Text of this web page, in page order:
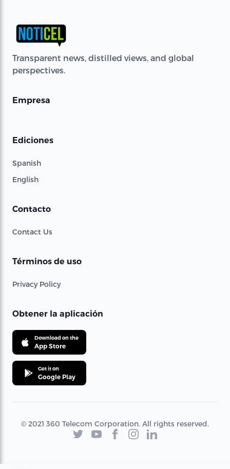
Transparent news, distilled views, and global
perspectives.
Empresa
Ediciones
Spanish
English
Contacto
Contact Us
Términos de uso
Privacy Policy
Obtener la aplicación
Download on the
App Store
Get it on
Google Play
© 2021 360 Telecom Corporation. All rights reserved.